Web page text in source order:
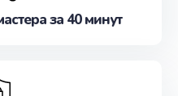
за 40 минут